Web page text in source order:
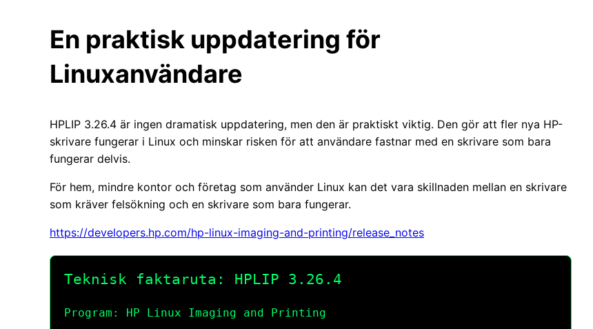
En praktisk uppdatering för
Linuxanvändare
HPLIP 3.26.4 är ingen dramatisk uppdatering, men den är praktiskt viktig. Den gör att fler nya HP-
skrivare fungerar i Linux och minskar risken för att användare fastnar med en skrivare som bara
fungerar delvis.
För hem, mindre kontor och företag som använder Linux kan det vara skillnaden mellan en skrivare
som kräver felsökning och en skrivare som bara fungerar.
https://developers.hp.com/hp-linux-imaging-and-printing/release_notes
Teknisk faktaruta: HPLIP 3.26.4
Program: HP Linux Imaging and Printing